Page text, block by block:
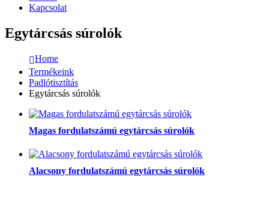
Kapcsolat
Egytárcsás súrolók
Home
Termékeink
Padlótisztítás
Egytárcsás súrolók
Magas fordulatszámú egytárcsás súrolók
Alacsony fordulatszámú egytárcsás súrolók